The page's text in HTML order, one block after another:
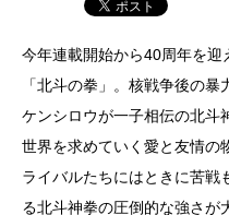
今年連載開始から40周年を
「北斗の拳」。核戦争後の
ケンシロウが一子相伝の北斗
世界を求めていく愛と友情の
ライバルたちにはときに苦戦
る北斗神拳の圧倒的な強さが